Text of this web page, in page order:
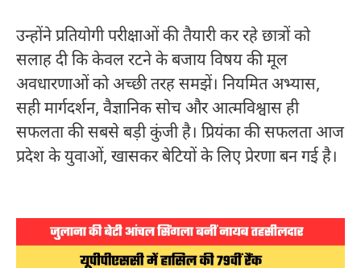
उन्होंने प्रतियोगी परीक्षाओं की तैयारी कर रहे छात्रों को
सलाह दी कि केवल रटने के बजाय विषय की मूल
अवधारणाओं को अच्छी तरह समझें। नियमित अभ्यास,
सही मार्गदर्शन, वैज्ञानिक सोच और आत्मविश्वास ही
सफलता की सबसे बड़ी कुंजी है। प्रियंका की सफलता आज
प्रदेश के युवाओं, खासकर बेटियों के लिए प्रेरणा बन गई है।